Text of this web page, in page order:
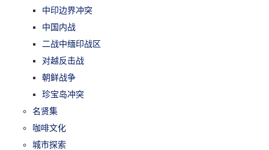
中印边界冲突
中国内战
二战中缅印战区
对越反击战
朝鲜战争
珍宝岛冲突
名贤集
咖啡文化
城市探索